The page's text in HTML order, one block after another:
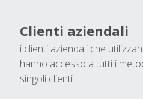
Clienti aziendali
i clienti aziendali che
hanno accesso a tutti i
singoli clienti.